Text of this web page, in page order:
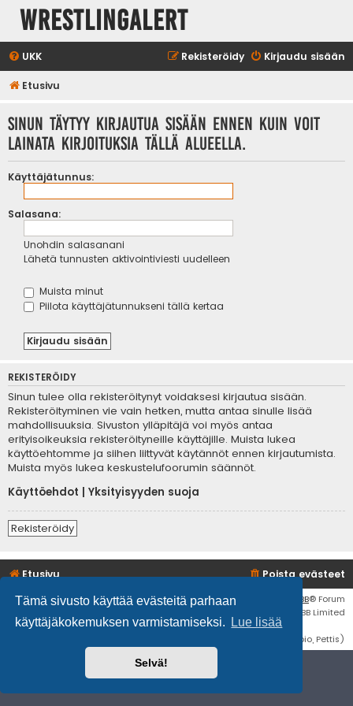
Tämä sivusto käyttää evästeitä parhaan
käyttäjäkokemuksen varmistamiseksi.
Lue lisää
Selvä!
WrestlingAlert
UKK Kirjaudu sisään
Rekisteröidy
Etusivu
Sinun täytyy kirjautua sisään ennen kuin voit
lainata kirjoituksia tällä alueella.
Käyttäjätunnus:
Salasana:
Unohdin salasanani
Lähetä tunnusten aktivointiviesti uudelleen
Muista minut
Piilota käyttäjätunnukseni tällä kertaa
REKISTERÖIDY
Sinun tulee olla rekisteröitynyt voidaksesi kirjautua sisään.
Rekisteröityminen vie vain hetken, mutta antaa sinulle lisää
mahdollisuuksia. Sivuston ylläpitäjä voi myös antaa
erityisoikeuksia rekisteröityneille käyttäjille. Muista lukea
käyttöehtomme ja siihen liittyvät käytännöt ennen kirjautumista.
Muista myös lukea keskustelufoorumin säännöt.
Käyttöehdot
Yksityisyyden suoja
Rekisteröidy
Etusivu Poista evästeet
Flat Style byIan Bradley• Keskustelufoorumin ohjelmisto phpBB® Forum
Software © phpBB Limited
Käännös: phpBB Suomi (lurttinen, harritapio, Pettis)